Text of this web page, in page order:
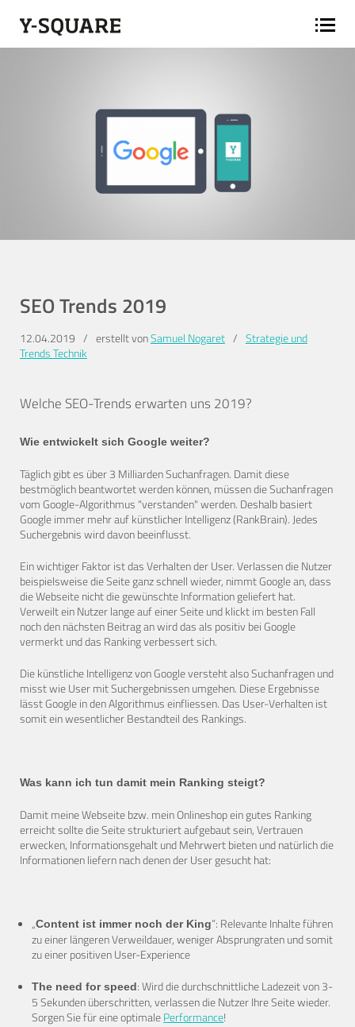
SEO Trends 2019
12.04.2019 / erstellt vonSamuel Nogaret / Strategie und
TrendsTechnik
Welche SEO-Trends erwarten uns 2019?
Wie entwickelt sich Google weiter?
Täglich gibt es über 3 Milliarden Suchanfragen. Damit diese
bestmöglich beantwortet werden können, müssen die Suchanfragen
vom Google-Algorithmus "verstanden" werden. Deshalb basiert
Google immer mehr auf künstlicher Intelligenz (RankBrain). Jedes
Suchergebnis wird davon beeinflusst.
Ein wichtiger Faktor ist das Verhalten der User. Verlassen die Nutzer
beispielsweise die Seite ganz schnell wieder, nimmt Google an, dass
die Webseite nicht die gewünschte Information geliefert hat.
Verweilt ein Nutzer lange auf einer Seite und klickt im besten Fall
noch den nächsten Beitrag an wird das als positiv bei Google
vermerkt und das Ranking verbessert sich.
Die künstliche Intelligenz von Google versteht also Suchanfragen und
misst wie User mit Suchergebnissen umgehen. Diese Ergebnisse
lässt Google in den Algorithmus einfliessen. Das User-Verhalten ist
somit ein wesentlicher Bestandteil des Rankings.
Was kann ich tun damit mein Ranking steigt?
Damit meine Webseite bzw. mein Onlineshop ein gutes Ranking
erreicht sollte die Seite strukturiert aufgebaut sein, Vertrauen
erwecken, Informationsgehalt und Mehrwert bieten und natürlich die
Informationen liefern nach denen der User gesucht hat:
„Content ist immer noch der King“: Relevante Inhalte führen
zu einer längeren Verweildauer, weniger Absprungraten und somit
zu einer positiven User-Experience
The need for speed: Wird die durchschnittliche Ladezeit von 3-
5 Sekunden überschritten, verlassen die Nutzer Ihre Seite wieder.
Sorgen Sie für eine optimalePerformance!